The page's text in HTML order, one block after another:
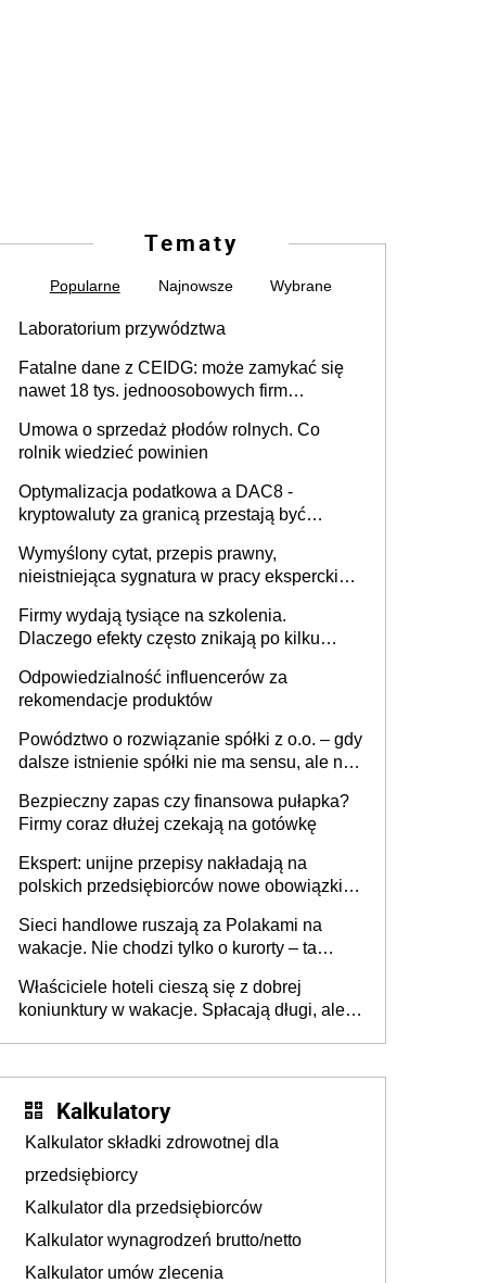
Tematy
Popularne Najnowsze Wybrane
Laboratorium przywództwa
Fatalne dane z CEIDG: może zamykać się
nawet 18 tys. jednoosobowych firm
Umowa o sprzedaż płodów rolnych. Co
rolnik wiedzieć powinien
Optymalizacja podatkowa a DAC8 -
kryptowaluty za granicą przestają być
Wymyślony cytat, przepis prawny,
nieistniejąca sygnatura w pracy eksperckiej -
firmie
Firmy wydają tysiące na szkolenia.
Dlaczego efekty często znikają po kilku
Odpowiedzialność influencerów za
rekomendacje produktów
Powództwo o rozwiązanie spółki z o.o. – gdy
dalsze istnienie spółki nie ma sensu, ale nie
Bezpieczny zapas czy finansowa pułapka?
Firmy coraz dłużej czekają na gotówkę
Ekspert: unijne przepisy nakładają na
polskich przedsiębiorców nowe obowiązki w
Sieci handlowe ruszają za Polakami na
wakacje. Nie chodzi tylko o kurorty – ta
tam, gdzie wielu spędzi urlop po cichu
Właściciele hoteli cieszą się z dobrej
koniunktury w wakacje. Spłacają długi, ale
Kalkulatory
Kalkulator składki zdrowotnej dla
przedsiębiorcy
Kalkulator dla przedsiębiorców
Kalkulator wynagrodzeń brutto/netto
Kalkulator umów zlecenia